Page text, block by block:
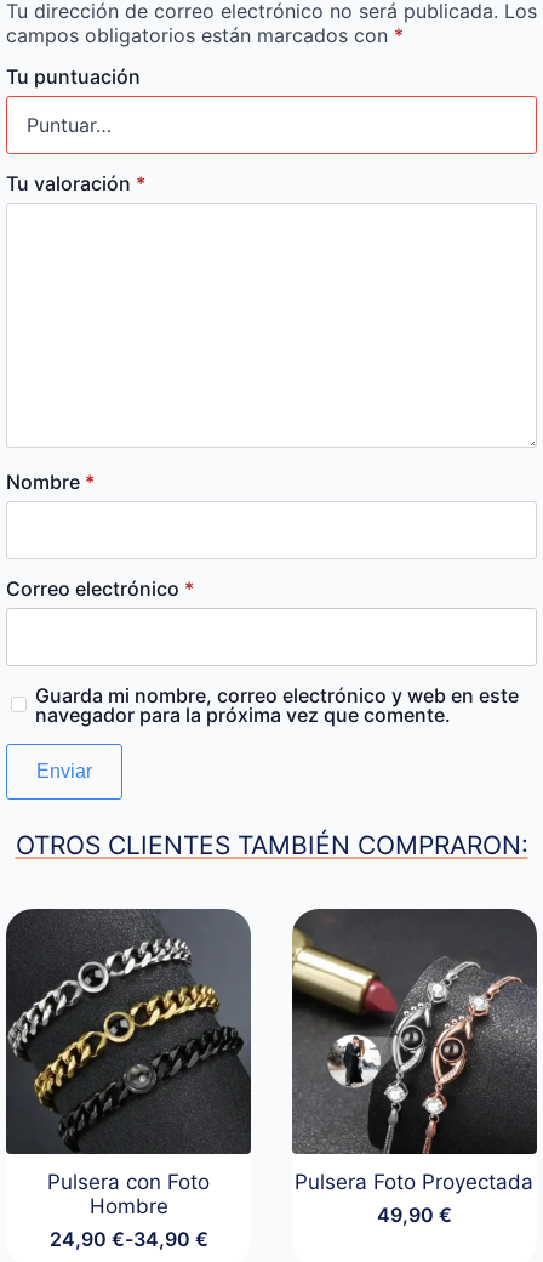
Tu dirección de correo electrónico no será publicada. Los
campos obligatorios están marcados con *
Tu puntuación
Tu valoración *
Nombre *
Correo electrónico *
Guarda mi nombre, correo electrónico y web en este
navegador para la próxima vez que comente.
OTROS CLIENTES TAMBIÉN COMPRARON:
Pulsera con Foto
Hombre
24,90 €-34,90 €
Rango
Pulsera Foto Proyectada
49,90 €